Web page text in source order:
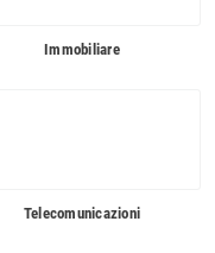
Immobiliare
Telecomunicazioni